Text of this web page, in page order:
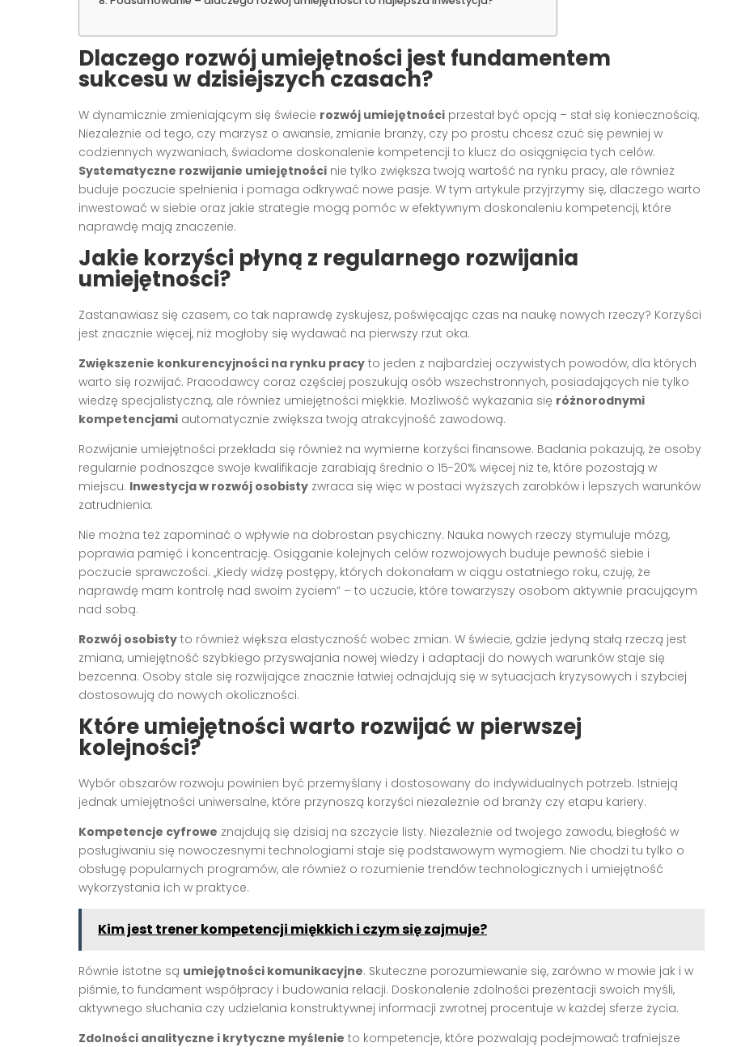
Dlaczego rozwój umiejętności jest fundamentem
sukcesu w dzisiejszych czasach?
W dynamicznie zmieniającym się świecie rozwój umiejętności przestał być opcją – stał się koniecznością.
Niezależnie od tego, czy marzysz o awansie, zmianie branży, czy po prostu chcesz czuć się pewniej w
codziennych wyzwaniach, świadome doskonalenie kompetencji to klucz do osiągnięcia tych celów.
Systematyczne rozwijanie umiejętności nie tylko zwiększa twoją wartość na rynku pracy, ale również
buduje poczucie spełnienia i pomaga odkrywać nowe pasje. W tym artykule przyjrzymy się, dlaczego warto
inwestować w siebie oraz jakie strategie mogą pomóc w efektywnym doskonaleniu kompetencji, które
naprawdę mają znaczenie.
Jakie korzyści płyną z regularnego rozwijania
umiejętności?
Zastanawiasz się czasem, co tak naprawdę zyskujesz, poświęcając czas na naukę nowych rzeczy? Korzyści
jest znacznie więcej, niż mogłoby się wydawać na pierwszy rzut oka.
Zwiększenie konkurencyjności na rynku pracy to jeden z najbardziej oczywistych powodów, dla których
warto się rozwijać. Pracodawcy coraz częściej poszukują osób wszechstronnych, posiadających nie tylko
wiedzę specjalistyczną, ale również umiejętności miękkie. Możliwość wykazania się różnorodnymi
kompetencjami automatycznie zwiększa twoją atrakcyjność zawodową.
Rozwijanie umiejętności przekłada się również na wymierne korzyści finansowe. Badania pokazują, że osoby
regularnie podnoszące swoje kwalifikacje zarabiają średnio o 15-20% więcej niż te, które pozostają w
miejscu. Inwestycja w rozwój osobisty zwraca się więc w postaci wyższych zarobków i lepszych warunków
zatrudnienia.
Nie można też zapominać o wpływie na dobrostan psychiczny. Nauka nowych rzeczy stymuluje mózg,
poprawia pamięć i koncentrację. Osiąganie kolejnych celów rozwojowych buduje pewność siebie i
poczucie sprawczości. „Kiedy widzę postępy, których dokonałam w ciągu ostatniego roku, czuję, że
naprawdę mam kontrolę nad swoim życiem” – to uczucie, które towarzyszy osobom aktywnie pracującym
nad sobą.
Rozwój osobisty to również większa elastyczność wobec zmian. W świecie, gdzie jedyną stałą rzeczą jest
zmiana, umiejętność szybkiego przyswajania nowej wiedzy i adaptacji do nowych warunków staje się
bezcenna. Osoby stale się rozwijające znacznie łatwiej odnajdują się w sytuacjach kryzysowych i szybciej
dostosowują do nowych okoliczności.
Które umiejętności warto rozwijać w pierwszej
kolejności?
Wybór obszarów rozwoju powinien być przemyślany i dostosowany do indywidualnych potrzeb. Istnieją
jednak umiejętności uniwersalne, które przynoszą korzyści niezależnie od branży czy etapu kariery.
Kompetencje cyfrowe znajdują się dzisiaj na szczycie listy. Niezależnie od twojego zawodu, biegłość w
posługiwaniu się nowoczesnymi technologiami staje się podstawowym wymogiem. Nie chodzi tu tylko o
obsługę popularnych programów, ale również o rozumienie trendów technologicznych i umiejętność
wykorzystania ich w praktyce.
Kim jest trener kompetencji miękkich i czym się zajmuje?
Równie istotne są umiejętności komunikacyjne. Skuteczne porozumiewanie się, zarówno w mowie jak i w
piśmie, to fundament współpracy i budowania relacji. Doskonalenie zdolności prezentacji swoich myśli,
aktywnego słuchania czy udzielania konstruktywnej informacji zwrotnej procentuje w każdej sferze życia.
Zdolności analityczne i krytyczne myślenie to kompetencje, które pozwalają podejmować trafniejsze